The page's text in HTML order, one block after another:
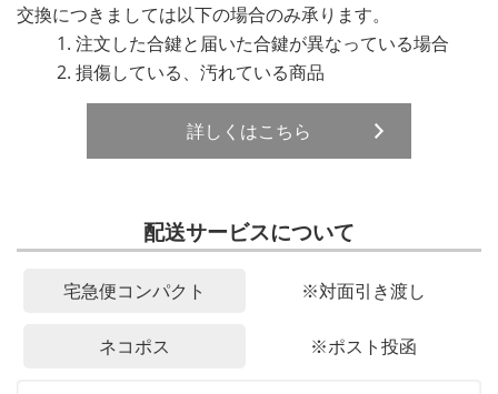
交換につきましては以下の場合のみ承ります。
注文した合鍵と届いた合鍵が異なっている場合
損傷している、汚れている商品
詳しくはこちら
配送サービスについて
宅急便コンパクト ※対面引き渡し
ネコポス ※ポスト投函